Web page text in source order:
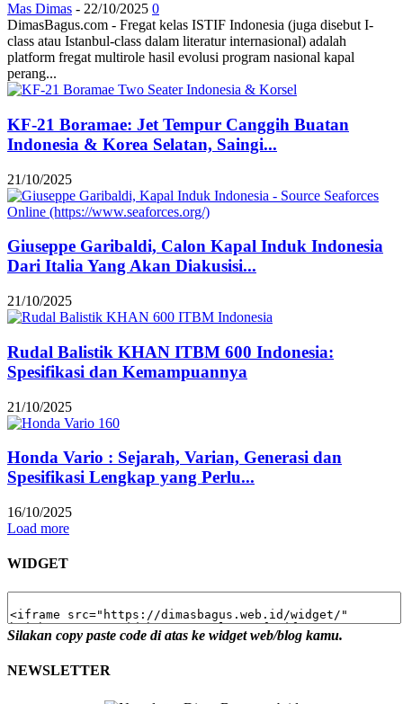
Mas Dimas - 22/10/2025 0
DimasBagus.com - Fregat kelas ISTIF Indonesia (juga disebut I-
class atau Istanbul-class dalam literatur internasional) adalah
platform fregat multirole hasil evolusi program nasional kapal
perang...
KF-21 Boramae: Jet Tempur Canggih Buatan
Indonesia & Korea Selatan, Saingi...
21/10/2025
Giuseppe Garibaldi, Calon Kapal Induk Indonesia
Dari Italia Yang Akan Diakusisi...
21/10/2025
Rudal Balistik KHAN ITBM 600 Indonesia:
Spesifikasi dan Kemampuannya
21/10/2025
Honda Vario : Sejarah, Varian, Generasi dan
Spesifikasi Lengkap yang Perlu...
16/10/2025
Load more
WIDGET
Silakan copy paste code di atas ke widget web/blog kamu.
NEWSLETTER